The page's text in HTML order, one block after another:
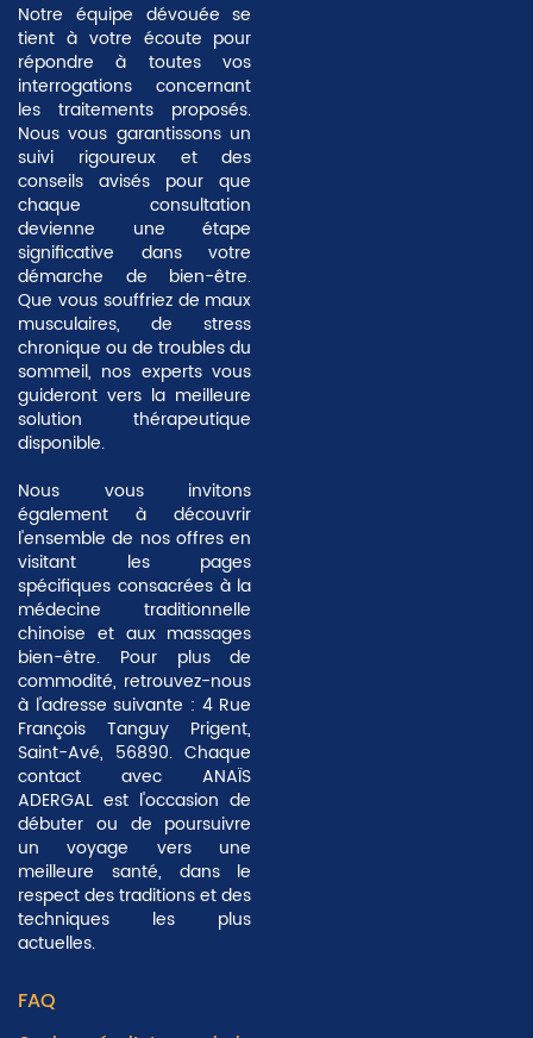
Notre équipe dévouée se
tient à votre écoute pour
répondre à toutes vos
interrogations concernant
les traitements proposés.
Nous vous garantissons un
suivi rigoureux et des
conseils avisés pour que
chaque consultation
devienne une étape
significative dans votre
démarche de bien-être.
Que vous souffriez de maux
musculaires, de stress
chronique ou de troubles du
sommeil, nos experts vous
guideront vers la meilleure
solution thérapeutique
disponible.
Nous vous invitons
également à découvrir
l'ensemble de nos offres en
visitant les pages
spécifiques consacrées à la
médecine traditionnelle
chinoise et aux massages
bien-être. Pour plus de
commodité, retrouvez-nous
à l'adresse suivante : 4 Rue
François Tanguy Prigent,
Saint-Avé, 56890. Chaque
contact avec ANAÏS
ADERGAL est l'occasion de
débuter ou de poursuivre
un voyage vers une
meilleure santé, dans le
respect des traditions et des
techniques les plus
actuelles.
FAQ